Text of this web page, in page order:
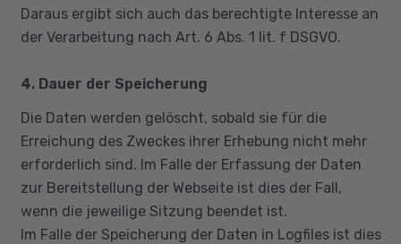
Daraus ergibt sich auch das berechtigte Interesse an
der Verarbeitung nach Art. 6 Abs. 1 lit. f DSGVO.
4. Dauer der Speicherung
Die Daten werden gelöscht, sobald sie für die
Erreichung des Zweckes ihrer Erhebung nicht mehr
erforderlich sind. Im Falle der Erfassung der Daten
zur Bereitstellung der Webseite ist dies der Fall,
wenn die jeweilige Sitzung beendet ist.
Im Falle der Speicherung der Daten in Logfiles ist dies